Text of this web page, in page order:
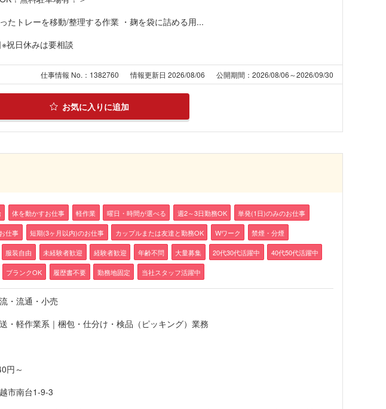
たトレーを移動/整理する作業 ・麹を袋に詰める用...
祝日休みは要相談
仕事情報 No.：1382760 情報更新日 2026/08/06 公開期間：2026/08/06～2026/09/30
お気に入りに追加
体を動かすお仕事 軽作業 曜日・時間が選べる 週2～3日勤務OK 単発(1日)のみのお仕事
仕事 短期(3ヶ月以内)のお仕事 カップルまたは友達と勤務OK Wワーク 禁煙・分煙
服装自由 未経験者歓迎 経験者歓迎 年齢不問 大量募集 20代30代活躍中 40代50代活躍中
ブランクOK 履歴書不要 勤務地固定 当社スタッフ活躍中
・流通・小売
・軽作業系｜梱包・仕分け・検品（ピッキング）業務
円～
市南台1-9-3